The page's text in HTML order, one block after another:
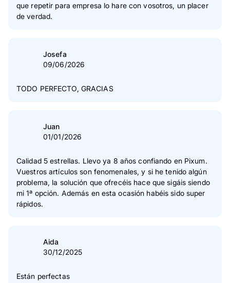
que repetir para empresa lo hare con vosotros, un placer
de verdad.
Josefa
09/06/2026
TODO PERFECTO, GRACIAS
Juan
01/01/2026
Calidad 5 estrellas. Llevo ya 8 años confiando en Pixum.
Vuestros artículos son fenomenales, y si he tenido algún
problema, la solución que ofrecéis hace que sigáis siendo
mi 1ª opción. Además en esta ocasión habéis sido super
rápidos.
Aida
30/12/2025
Están perfectas